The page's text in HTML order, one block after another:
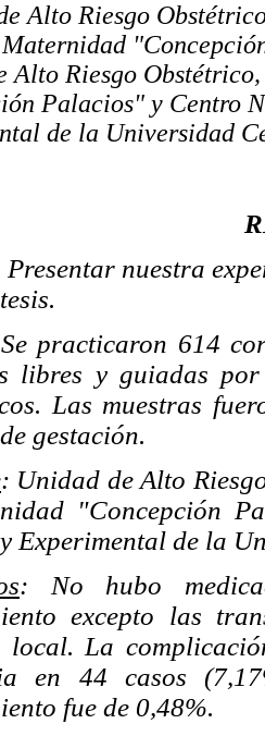
Alto Riesgo
Alto Riesgo
Palacios" y Centro
de la Universidad
Presentar nuestra
practicaron 614
libres y guiadas
Las muestras
gestación.
: Unidad de Alto
"Concepción
Experimental de la
: No hubo
excepto las
local. La
en 44 casos
fue de 0,48%.